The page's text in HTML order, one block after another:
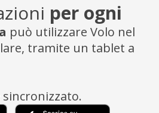
per ogni
può utilizzare Volo nel
tramite un tablet a